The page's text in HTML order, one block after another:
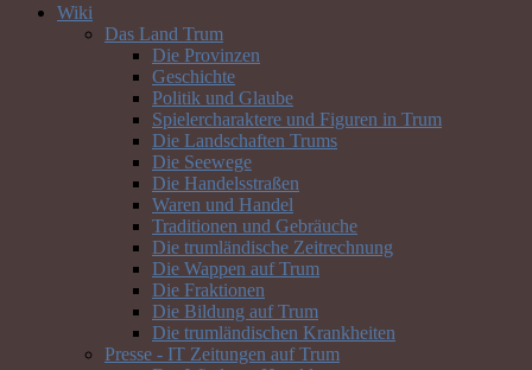
Wiki
Das Land Trum
Die Provinzen
Geschichte
Politik und Glaube
Spielercharaktere und Figuren in Trum
Die Landschaften Trums
Die Seewege
Die Handelsstraßen
Waren und Handel
Traditionen und Gebräuche
Die trumländische Zeitrechnung
Die Wappen auf Trum
Die Fraktionen
Die Bildung auf Trum
Die trumländischen Krankheiten
Presse - IT Zeitungen auf Trum